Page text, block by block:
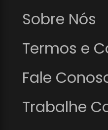
Sobre Nós
Termos e
Fale
Trabalhe